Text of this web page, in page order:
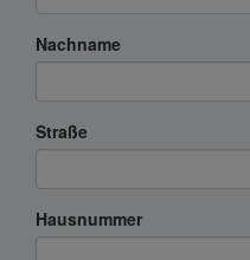
Nachname
Straße
Hausnummer